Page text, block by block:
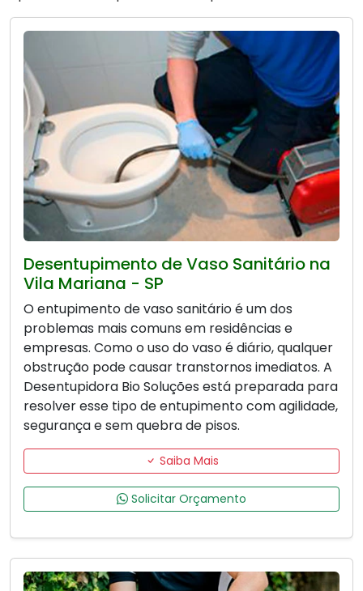
Desentupimento de Vaso Sanitário na
Vila Mariana - SP
O entupimento de vaso sanitário é um dos
problemas mais comuns em residências e
empresas. Como o uso do vaso é diário, qualquer
obstrução pode causar transtornos imediatos. A
Desentupidora Bio Soluções está preparada para
resolver esse tipo de entupimento com agilidade,
segurança e sem quebra de pisos.
Saiba Mais
Solicitar Orçamento